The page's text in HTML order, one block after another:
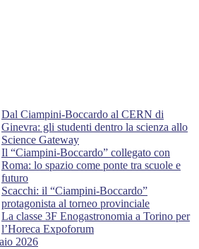
Dal Ciampini-Boccardo al CERN di
Ginevra: gli studenti dentro la scienza allo
Science Gateway
Il “Ciampini-Boccardo” collegato con
Roma: lo spazio come ponte tra scuole e
futuro
Scacchi: il “Ciampini-Boccardo”
protagonista al torneo provinciale
La classe 3F Enogastronomia a Torino per
l’Horeca Expoforum
2026